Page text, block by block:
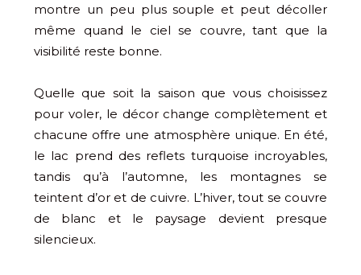
montre un peu plus souple et peut décoller
même quand le ciel se couvre, tant que la
visibilité reste bonne.
Quelle que soit la saison que vous choisissez
pour voler, le décor change complètement et
chacune offre une atmosphère unique. En été,
le lac prend des reflets turquoise incroyables,
tandis qu’à l’automne, les montagnes se
teintent d’or et de cuivre. L’hiver, tout se couvre
de blanc et le paysage devient presque
silencieux.